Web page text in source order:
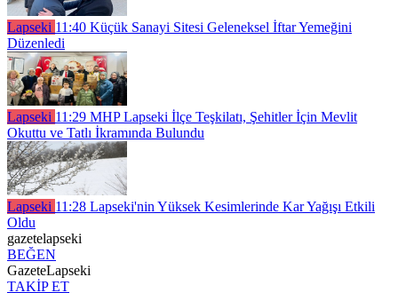
Lapseki 11:40 Küçük Sanayi Sitesi Geleneksel İftar Yemeğini
Düzenledi
Lapseki 11:29 MHP Lapseki İlçe Teşkilatı, Şehitler İçin Mevlit
Okuttu ve Tatlı İkramında Bulundu
Lapseki 11:28 Lapseki'nin Yüksek Kesimlerinde Kar Yağışı Etkili
Oldu
gazetelapseki
BEĞEN
GazeteLapseki
TAKİP ET